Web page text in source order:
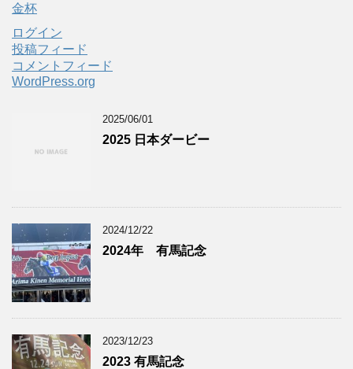
金杯
ログイン
投稿フィード
コメントフィード
WordPress.org
2025/06/01
2025 日本ダービー
2024/12/22
2024年 有馬記念
2023/12/23
2023 有馬記念